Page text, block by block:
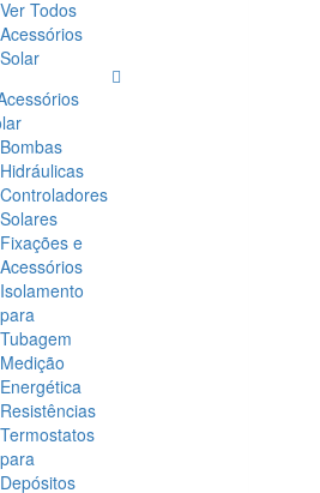
Ver Todos
Acessórios
Solar
Bombas
Hidráulicas
Controladores
Solares
Fixações e
Acessórios
Isolamento
para
Tubagem
Medição
Energética
Resistências
Termostatos
para
Depósitos